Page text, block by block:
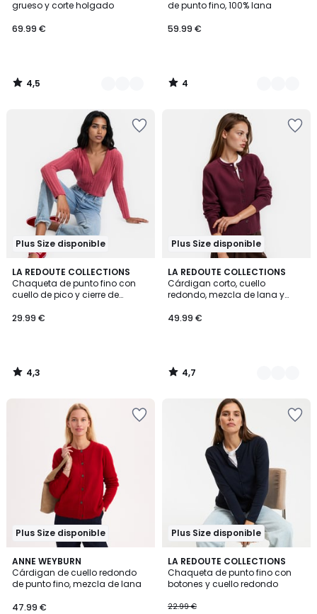
grueso y corte holgado
69.99 €
4,5
/
de punto fino, 100% lana
59.99 €
5
4
/
Plus Size disponible
LA REDOUTE COLLECTIONS
Chaqueta de punto fino con
cuello de pico y cierre de
29.99 €
4,3
/ 5
4,3
/
Plus Size disponible
LA REDOUTE COLLECTIONS
Cárdigan corto, cuello
redondo, mezcla de lana y
49.99 €
4,7
/ 5
2
Colores
4,7
/
Plus Size disponible
ANNE WEYBURN
Cárdigan de cuello redondo
de punto fino, mezcla de lana
47.99 €
3,9
/ 5
Plus Size disponible
LA REDOUTE COLLECTIONS
Chaqueta de punto fino con
botones y cuello redondo
22.99 €
4,9
/ 5
2
Colores